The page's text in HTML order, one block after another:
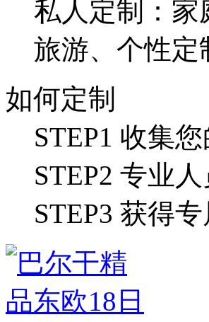
私人定制：家
旅游、个性定
如何定制
STEP1 收集
STEP2 专业
STEP3 获得